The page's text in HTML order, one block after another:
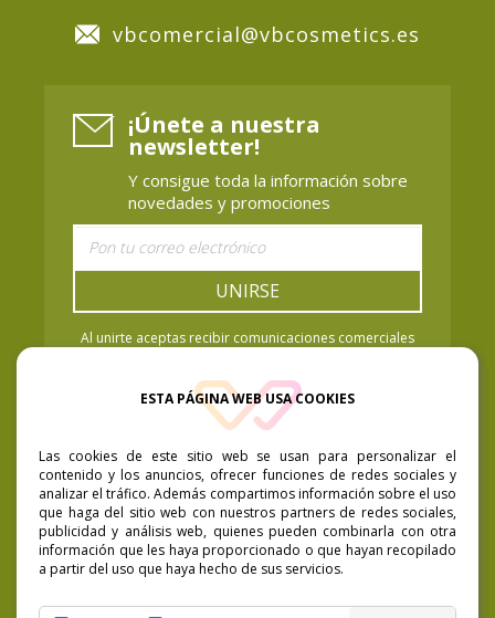
ESTA PÁGINA WEB USA COOKIES
Las cookies de este sitio web se usan para personalizar el
contenido y los anuncios, ofrecer funciones de redes sociales y
analizar el tráfico. Además compartimos información sobre el uso
que haga del sitio web con nuestros partners de redes sociales,
publicidad y análisis web, quienes pueden combinarla con otra
información que les haya proporcionado o que hayan recopilado
a partir del uso que haya hecho de sus servicios.
vbcomercial@vbcosmetics.es
¡Únete a nuestra
newsletter!
Y consigue toda la información sobre
novedades y promociones
UNIRSE
Al unirte aceptas recibir comunicaciones comerciales